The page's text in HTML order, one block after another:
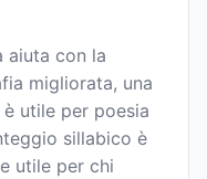
aiuta con la
migliorata, una
utile per poesia
sillabico è
utile per chi